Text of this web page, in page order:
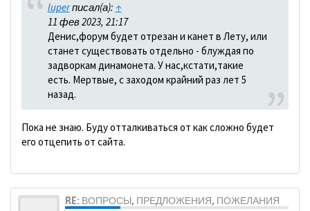
luperписал(а): ↑
11 фев 2023, 21:17
Денис,форум будет отрезан и канет в Лету, или
станет существовать отдельно - блуждая по
задворкам динамонета. У нас,кстати,такие
есть. Мертвые, с заходом крайний раз лет 5
назад.
Пока не знаю. Буду отталкиваться от как сложно будет
его отцепить от сайта.
RE: ВОПРОСЫ, ПРЕДЛОЖЕНИЯ, ПОЖЕЛАНИЯ